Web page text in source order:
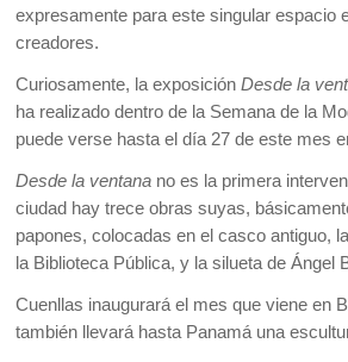
expresamente para este singular espacio
creadores.
Curiosamente, la exposición Desde la
ha realizado dentro de la Semana de la
puede verse hasta el día 27 de este mes
Desde la ventana no es la primera
ciudad hay trece obras suyas,
papones, colocadas en el casco antiguo,
la Biblioteca Pública, y la silueta de Ángel
Cuenllas inaugurará el mes que viene en
también llevará hasta Panamá una